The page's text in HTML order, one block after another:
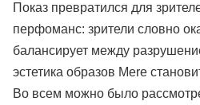
Показ превратился для
перфоманс: зрители словно
балансирует между
эстетика образов Mere
Во всем можно было